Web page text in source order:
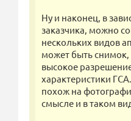
Ну и наконец, в
заказчика, можно
нескольких видов
может быть снимок,
высокое
характеристики
похож на
смысле и в таком